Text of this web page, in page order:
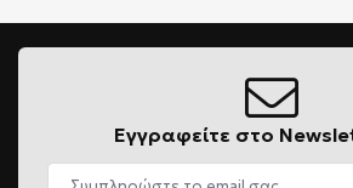
Εγγραφείτε στο